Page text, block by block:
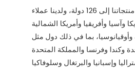
يتم حاليًا تصدير منتجاتنا إلى 126 دولة، ولدينا عملاء
وآسيا وأفريقيا وأمريكا الشمالية
وأوقيانوسيا، بما في ذلك دول مثل
وكندا وفرنسا والمملكة المتحدة
وإسبانيا والبرتغال وسلوفاكيا